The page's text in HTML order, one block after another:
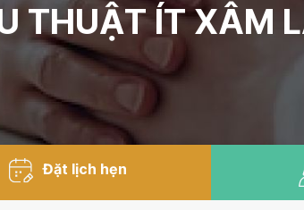
THUẬT ÍT XÂM
Đặt lịch hẹn